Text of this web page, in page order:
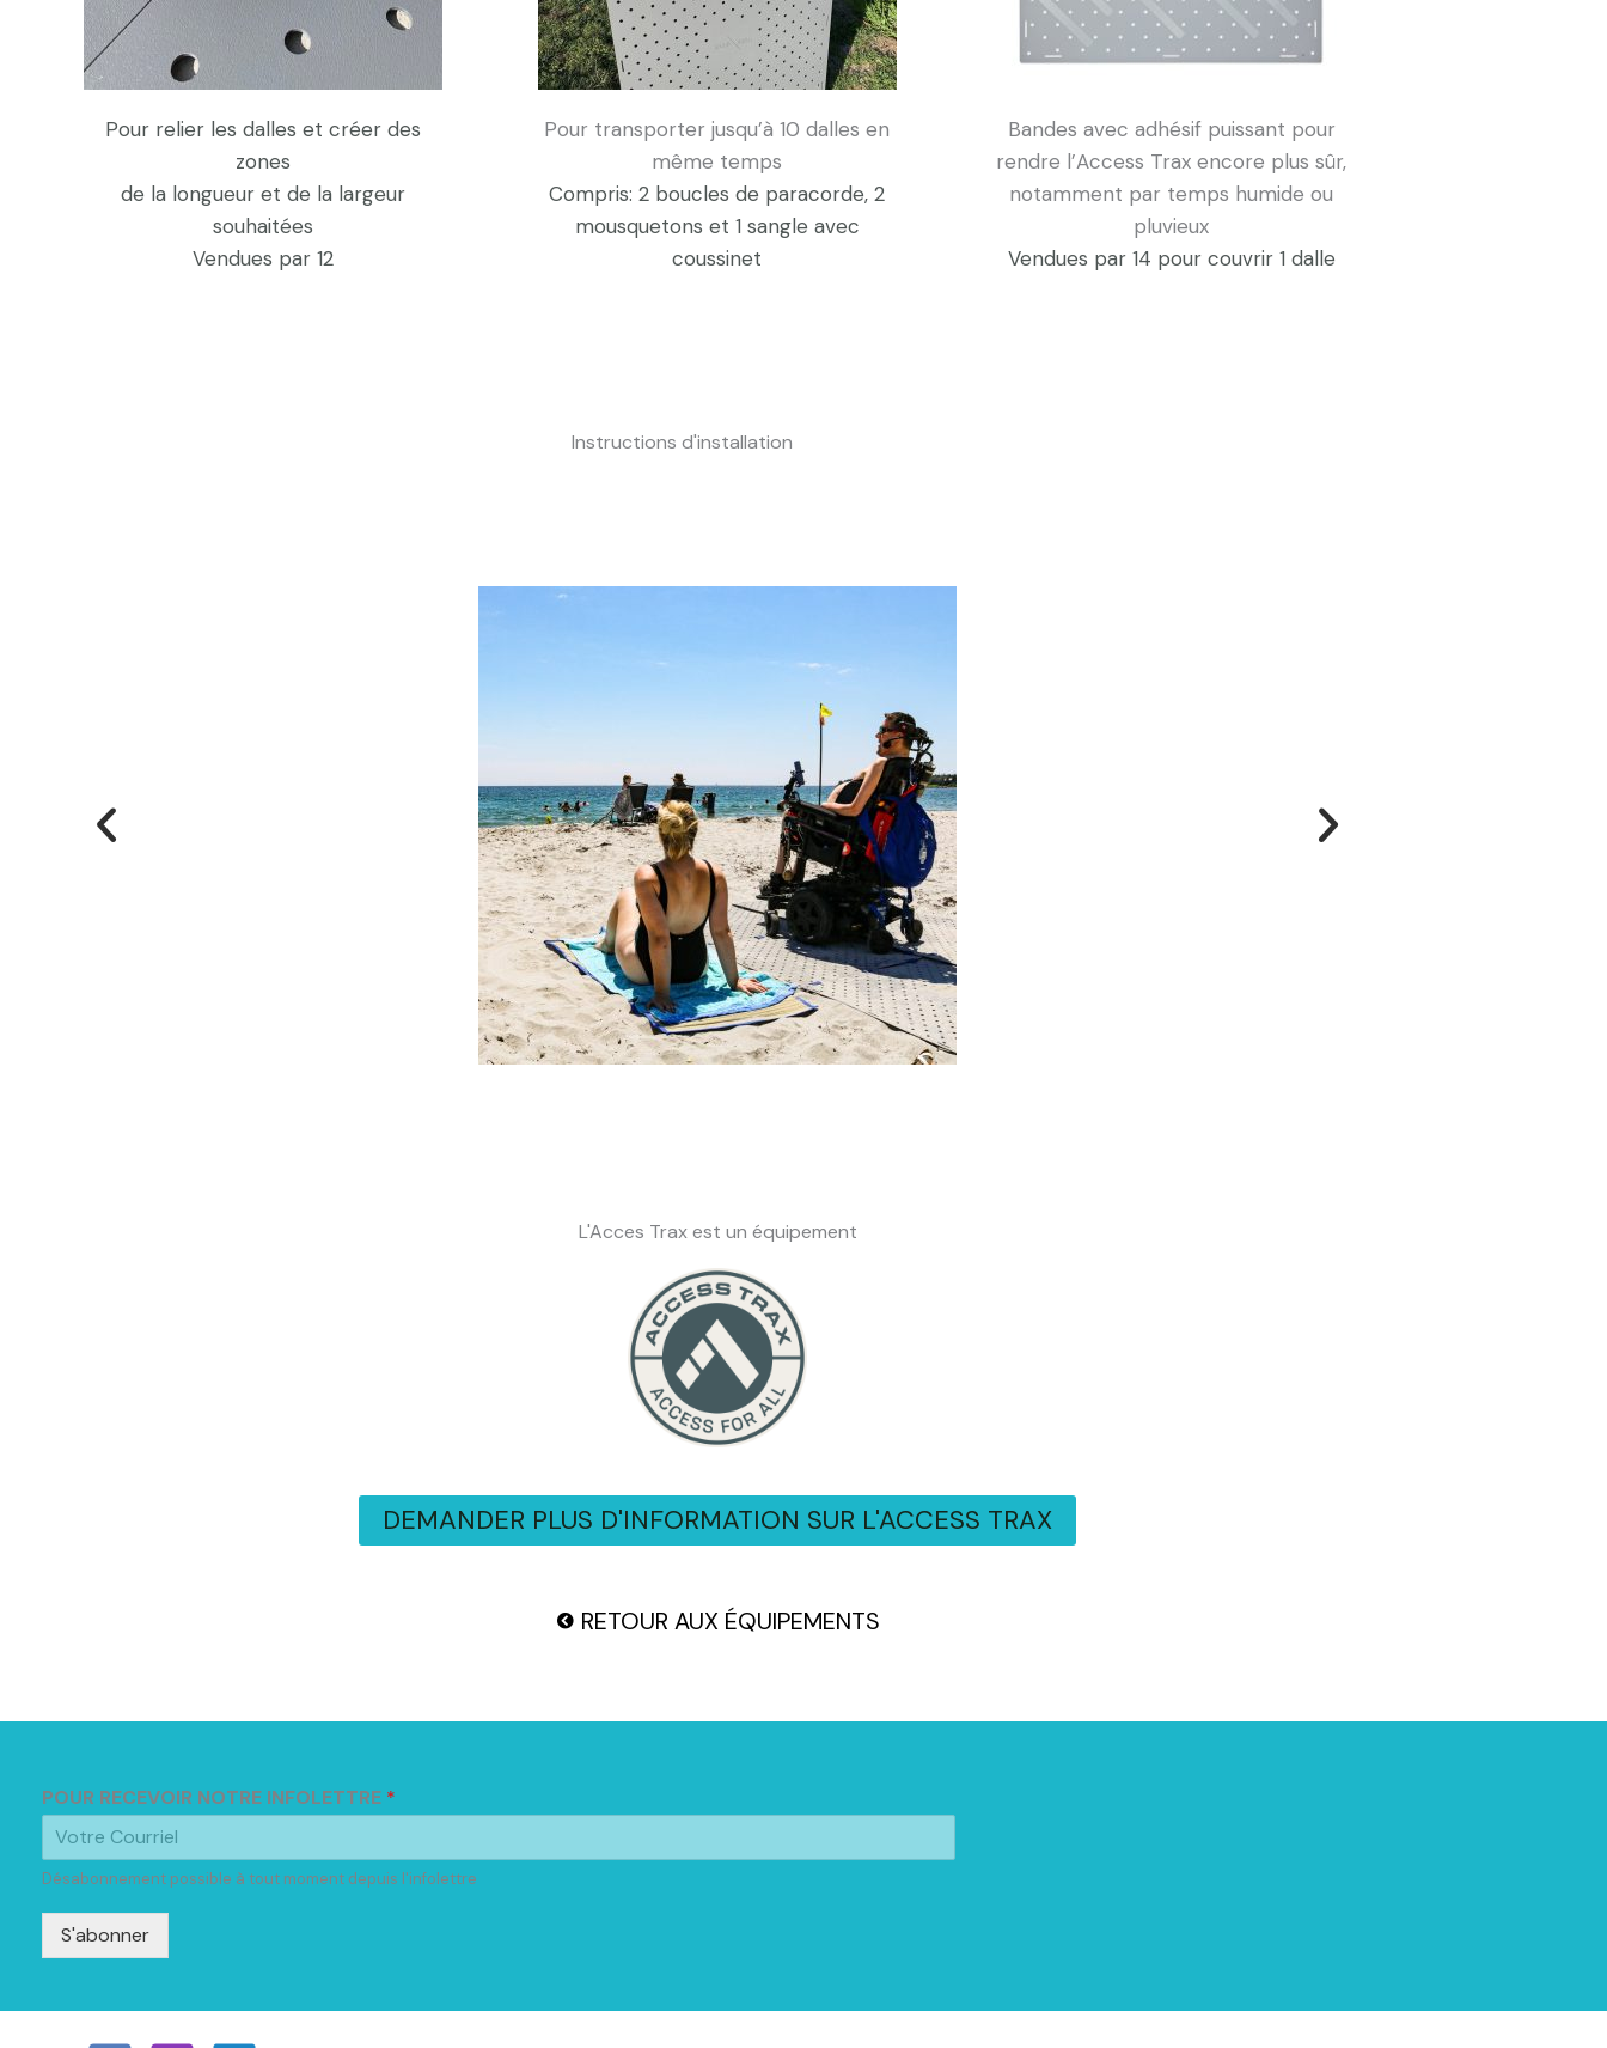
Pour relier les dalles et créer des
zones
de la longueur et de la largeur
souhaitées
Vendues par 12
Pour transporter jusqu’à 10 dalles en
même temps
Compris:2 boucles de paracorde,2
mousquetons et 1 sangle avec
coussinet
Bandes avec adhésif puissant pour
rendre l’Access Trax encore plus sûr,
notamment par temps humide ou
pluvieux
Vendues par 14 pour couvrir 1 dalle
Instructions d'installation
L'Acces Trax est un équipement
DEMANDER PLUS D'INFORMATION SUR L'ACCESS TRAX
RETOUR AUX ÉQUIPEMENTS
POUR RECEVOIR NOTRE INFOLETTRE *
Désabonnement possible à tout moment depuis l'infolettre
S'abonner